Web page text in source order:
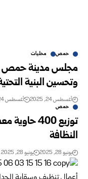
حمص محليات
مجلس مدينة حمص
وتحسين البنية
أغسطس 24, 2025 أغسطس 24, 2025
حمص
توزيع 400
النظافة
يونيو 28, 2025 يونيو 28, 2025